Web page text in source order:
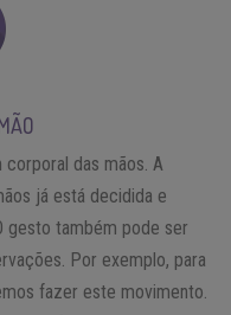
corporal das mãos. A
já está decidida e
gesto também pode ser
Por exemplo, para
fazer este movimento.